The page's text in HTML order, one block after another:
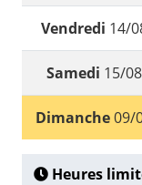
Vendredi 14/
Samedi 15/08
Dimanche09/
Heures